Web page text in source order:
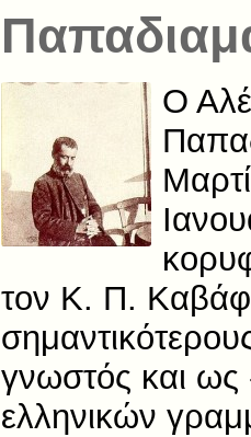
Ο
τον Κ. Π.
γνωστός και ως
ελληνικών